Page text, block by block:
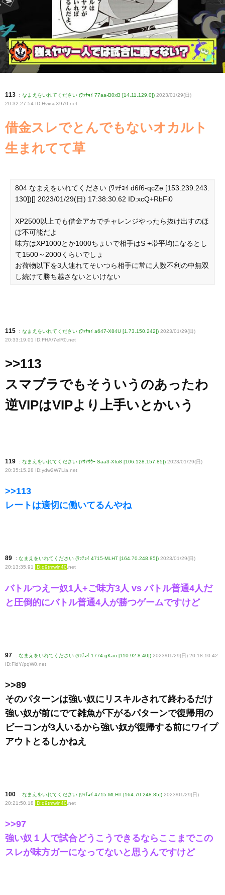
113 : なまえをいれてください (ﾜｯﾁｮｲ 77aa-B0xB [14.11.129.0]) 2023/01/29(日)
20:32:27.54 ID:HvxsuX970 .net
借金スレでとんでもないオカルト
生まれてて草
804 なまえをいれてください (ﾜｯﾁｮｲ d6f6-qcZe [153.239.243.
130])[] 2023/01/29(日) 17:38:30.62 ID:xcQ+RbFi0
XP2500以上でも借金アカでチャレンジやったら抜け出すのほ
ぼ不可能だよ
味方はXP1000とか1000ちょいで相手はS +帯平均になるとし
て1500～2000くらいでしょ
お荷物以下を3人連れてそいつら相手に常に人数不利の中無双
し続けて勝ち越さないといけない
115 : なまえをいれてください (ﾜｯﾁｮｲ a647-X84U [1.73.150.242]) 2023/01/29(日)
20:33:19.01 ID:FHA/7elR0 .net
>>113
スマブラでもそういうのあったわ
逆VIPはVIPより上手いとかいう
119 : なまえをいれてください (ｱｳｱｳｳｰ Saa3-Xfu8 [106.128.157.85]) 2023/01/29(日)
20:35:15.28 ID:ydw2W7Lia.net
>>113
レートは適切に働いてるんやね
89 : なまえをいれてください (ﾜｯﾁｮｲ 4715-MLHT [164.70.248.85]) 2023/01/29(日)
20:13:35.91
ID:q9tmwln40.net
バトルつえー奴1人+ご味方3人 vs バトル普通4人だ
と圧倒的にバトル普通4人が勝つゲームですけど
97 : なまえをいれてください (ﾜｯﾁｮｲ 1774-gKau [110.92.8.40]) 2023/01/29(日) 20:18:10.42
ID:FldY/pqW0 .net
>>89
そのパターンは強い奴にリスキルされて終わるだけ
強い奴が前にでて雑魚が下がるパターンで復帰用の
ビーコンが3人いるから強い奴が復帰する前にワイプ
アウトとるしかねえ
100 : なまえをいれてください (ﾜｯﾁｮｲ 4715-MLHT [164.70.248.85]) 2023/01/29(日)
20:21:50.18 ID:q9tmwln40 .net
>>97
強い奴１人で試合どうこうできるならここまでこの
スレが味方ガーになってないと思うんですけど